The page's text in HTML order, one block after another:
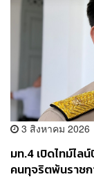
3 สิงหาคม 2026
มท.4 เปิดไทม์ไล
คนทุจริตพ้นราชก